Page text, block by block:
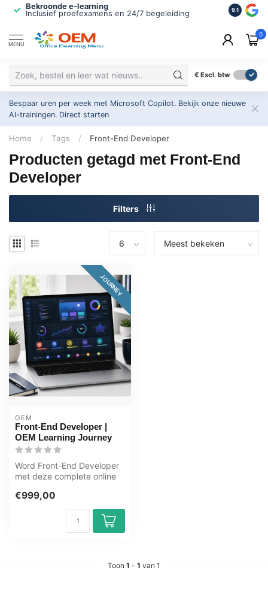
Bekroonde e-learning
Inclusief proefexamens en 24/7 begeleiding
ISO
2.500+
9.1
MENU
0
€ Excl. btw
Bespaar uren per week met Microsoft Copilot. Bekijk onze nieuwe
AI-trainingen. Direct starten
Home / Tags / Front-End Developer
Producten getagd met Front-End
Developer
Filters
JOURNEY
OEM
Front-End Developer |
OEM Learning Journey
Word Front-End Developer
met deze complete online
CSS, ...
€999,00
Toon 1 - 1 van 1